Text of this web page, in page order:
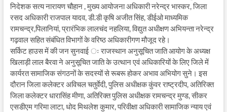
निदेशक सत्य नारायण चौहान , मुख्य आयोजना अधिकारी नरेन्द्र भास्कर, जिला
रसद अधिकारी राजपाल यादव, डी.डी कृषि अजीत सिंह, डीईओ माध्यमिक
रामचन्द्र,पिलानियां, प्रारंभिक लालचंद नहलिया, विद्युत अधीक्षण अभियन्ता नरेन्द्र
गढ़वाल सहित संबंधित विभागों के वरिष्ठ अधिकारीगण मौजूद रहे।
सर्किट हाउस में की जन सुनवाई ः राजस्थान अनुसूचित जाति आयोग के अध्यक्ष
खिलाड़ी लाल बैरवा ने अनुसूचित जाति के उत्थान एवं अधिकारियों के लिए जिले में
कार्यरत सामाजिक संगठनों के सदस्यों से रूबरू होकर अभाव अभियोग सुने। इस
दौरान जिला कलेक्टर अविचल चतुर्वेदी, पुलिस अधीक्षक कुंवर राष्ट्रदीप, अतिरिक्त
जिला कलेक्टर धारासिंह मीणा, अतिरिक्त पुलिस अधीक्षक रामचन्द्र मुण्ड, सीकर
एसडीएम गरिमा लाटा, धोद मिथलेश कुमार, परिवीक्षा अधिकारी सामाजिक न्याय एवं